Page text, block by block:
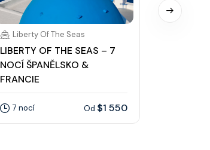
Liberty Of The Seas
LIBERTY OF THE SEAS – 7
NOCÍ ŠPANĚLSKO &
FRANCIE
7 nocí Od $1 550